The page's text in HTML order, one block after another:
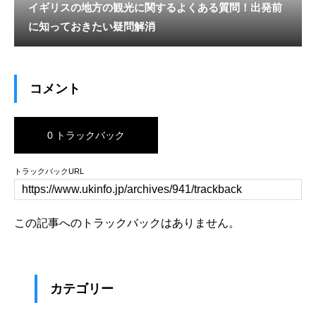
イギリスの地方の観光に関するよくある質問！出発前
に知っておきたい疑問解消
コメント
0 トラックバック
トラックバックURL
この記事へのトラックバックはありません。
カテゴリー